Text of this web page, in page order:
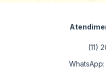
(11)
WhatsApp: